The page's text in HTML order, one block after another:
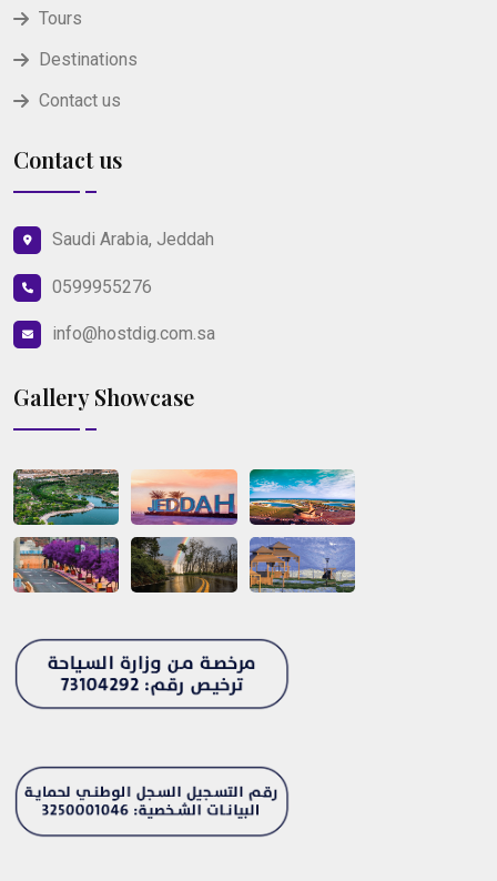
Tours
Destinations
Contact us
Contact us
Saudi Arabia, Jeddah
0599955276
info@hostdig.com.sa
Gallery Showcase